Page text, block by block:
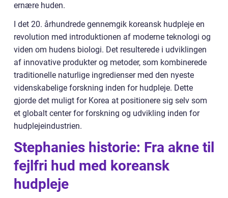
ernære huden.
I det 20. århundrede gennemgik koreansk hudpleje en
revolution med introduktionen af moderne teknologi og
viden om hudens biologi. Det resulterede i udviklingen
af innovative produkter og metoder, som kombinerede
traditionelle naturlige ingredienser med den nyeste
videnskabelige forskning inden for hudpleje. Dette
gjorde det muligt for Korea at positionere sig selv som
et globalt center for forskning og udvikling inden for
hudplejeindustrien.
Stephanies historie: Fra akne til
fejlfri hud med koreansk
hudpleje